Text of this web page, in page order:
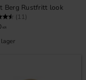
Berg Rustfritt look
(11)
KR
lager